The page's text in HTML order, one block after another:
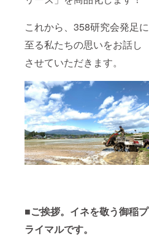
これから、358研究会発足に
至る私たちの思いをお話し
させていただきます。
■ご挨拶。イネを敬う御稲プ
ライマルです。